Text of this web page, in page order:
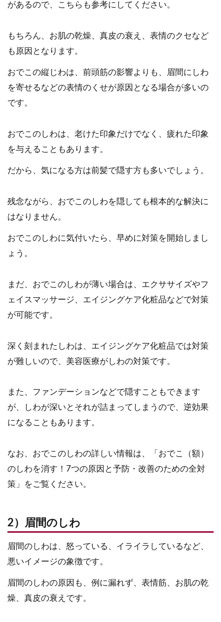
があるので、こちらも参考にしてください。
もちろん、お肌の乾燥、真皮の衰え、表情のクセなど
も原因となります。
おでこの縦じわは、前頭筋の影響よりも、眉間にしわ
を寄せるなどの表情のくせが原因となる場合が多いの
です。
おでこのしわは、老けた印象だけでなく、疲れた印象
を与えることもあります。
だから、気になる方は前髪で隠す方も多いでしょう。
残念ながら、おでこのしわを隠しても根本的な解決に
はなりません。
おでこのしわに気付いたら、早めに対策を開始しまし
ょう。
まだ、おでこのしわが薄い場合は、エクササイズやフ
ェイスマッサージ、エイジングケア化粧品などで対策
が可能です。
深く刻まれたしわは、エイジングケア化粧品では対策
が難しいので、美容医療がしわの対策です。
また、ファンデーションなどで隠すこともできます
が、しわが深いとそれが詰まってしまうので、逆効果
になることもあります。
なお、おでこのしわの詳しい情報は、「おでこ（額）
のしわを消す！7つの原因と予防・改善のための全対
策」をご覧ください。
2）眉間のしわ
眉間のしわは、怒っている、イライラしているなど、
悪いイメージの象徴です。
眉間のしわの原因も、例に漏れず、表情筋、お肌の乾
燥、真皮の衰えです。